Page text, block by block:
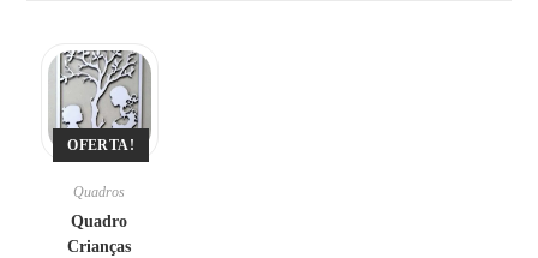
OFERTA!
Quadros
Quadro
Crianças